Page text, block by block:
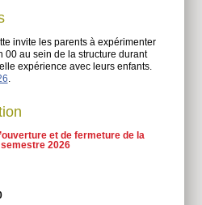
invite les parents à expérimenter
00 au sein de la structure durant
expérience avec leurs enfants.
et de fermeture de la
2026